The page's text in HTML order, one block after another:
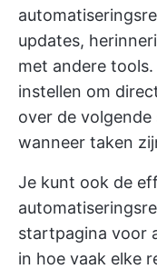
updates,
met andere
instellen om
over de
wanneer taken
Je kunt ook de
startpagina voor
in hoe vaak elke